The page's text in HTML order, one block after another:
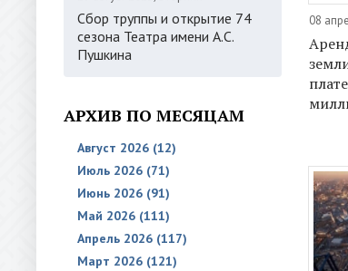
Сбор труппы и открытие 74
сезона Театра имени А.С.
Пушкина
АРХИВ ПО МЕСЯЦАМ
Август 2026 (12)
Июль 2026 (71)
Июнь 2026 (91)
Май 2026 (111)
Апрель 2026 (117)
Март 2026 (121)
08